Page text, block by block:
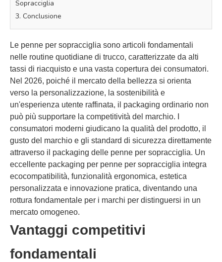
Sopracciglia
3. Conclusione
Le penne per sopracciglia sono articoli fondamentali
nelle routine quotidiane di trucco, caratterizzate da alti
tassi di riacquisto e una vasta copertura dei consumatori.
Nel 2026, poiché il mercato della bellezza si orienta
verso la personalizzazione, la sostenibilità e
un'esperienza utente raffinata, il packaging ordinario non
può più supportare la competitività del marchio. I
consumatori moderni giudicano la qualità del prodotto, il
gusto del marchio e gli standard di sicurezza direttamente
attraverso il packaging delle penne per sopracciglia. Un
eccellente packaging per penne per sopracciglia integra
ecocompatibilità, funzionalità ergonomica, estetica
personalizzata e innovazione pratica, diventando una
rottura fondamentale per i marchi per distinguersi in un
mercato omogeneo.
Vantaggi competitivi
fondamentali